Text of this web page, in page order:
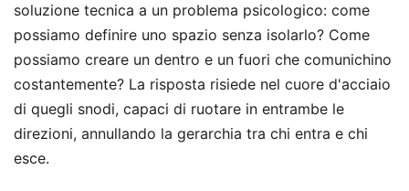
soluzione tecnica a un problema psicologico: come
possiamo definire uno spazio senza isolarlo? Come
possiamo creare un dentro e un fuori che comunichino
costantemente? La risposta risiede nel cuore d'acciaio
di quegli snodi, capaci di ruotare in entrambe le
direzioni, annullando la gerarchia tra chi entra e chi
esce.